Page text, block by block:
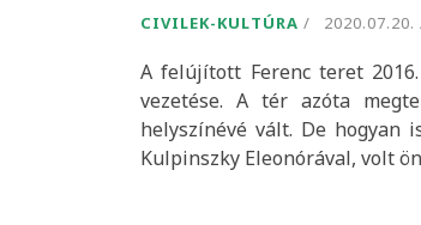
CIVILEK-KULTÚRA 2020.07.20.
A felújított Ferenc teret
vezetése. A tér azóta
helyszínévé vált. De hogyan
Kulpinszky Eleonórával, volt